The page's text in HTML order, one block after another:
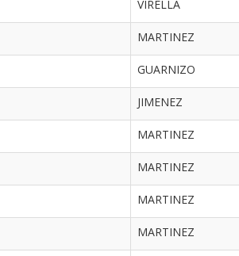
VIRELLA
MARTINEZ
GUARNIZO
JIMENEZ
MARTINEZ
MARTINEZ
MARTINEZ
MARTINEZ